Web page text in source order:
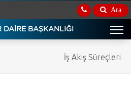
Ara
DAİRE BAŞKANLIĞI
İş Akış Süreçleri